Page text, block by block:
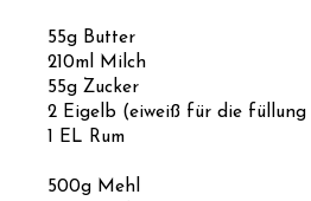
55g Butter
210ml Milch
55g Zucker
2 Eigelb (eiweiß für die füllung
1 EL Rum
500g Mehl